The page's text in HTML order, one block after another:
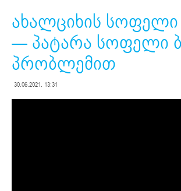
ახალციხის სოფელი
— პატარა სოფელი
პრობლემით
30.06.2021. 13:31